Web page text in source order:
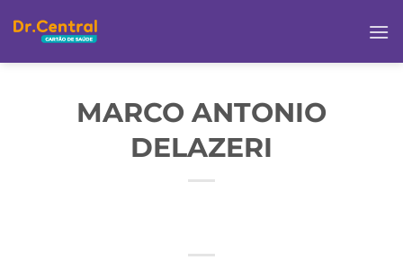
MARCO ANTONIO
DELAZERI